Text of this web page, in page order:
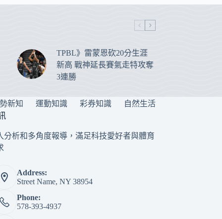
TPBL》雷蒙恩砍20分生涯
新高 戰神延長賽氣走特攻奪
3連勝
新知 運動知識 彩券知識 自然生活
分析和多角度報導，滿足科技愛好者與體育
Address:
Street Name, NY 38954
Phone:
578-393-4937